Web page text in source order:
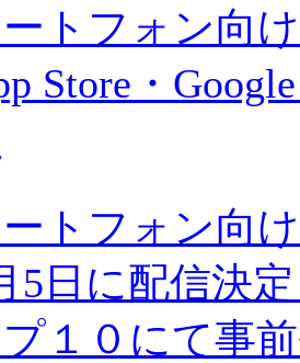
トフォン向
Store・
トフォン向
5日に配信決
プ１０にて事